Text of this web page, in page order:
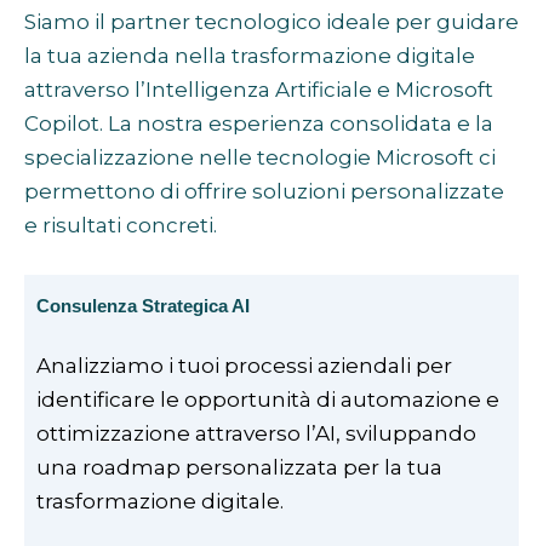
Siamo il partner tecnologico ideale per guidare
la tua azienda nella trasformazione digitale
attraverso l’Intelligenza Artificiale e Microsoft
Copilot. La nostra esperienza consolidata e la
specializzazione nelle tecnologie Microsoft ci
permettono di offrire soluzioni personalizzate
e risultati concreti.
Consulenza Strategica AI
Analizziamo i tuoi processi aziendali per
identificare le opportunità di automazione e
ottimizzazione attraverso l’AI, sviluppando
una roadmap personalizzata per la tua
trasformazione digitale.